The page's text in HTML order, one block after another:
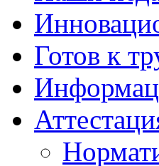
Готов к